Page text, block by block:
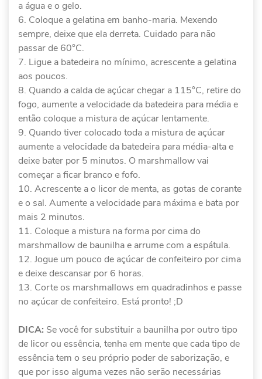
a água e o gelo.
Coloque a gelatina em banho-maria. Mexendo
sempre, deixe que ela derreta. Cuidado para não
passar de 60°C.
Ligue a batedeira no mínimo, acrescente a gelatina
aos poucos.
Quando a calda de açúcar chegar a 115°C, retire do
fogo, aumente a velocidade da batedeira para média e
então coloque a mistura de açúcar lentamente.
Quando tiver colocado toda a mistura de açúcar
aumente a velocidade da batedeira para média-alta e
deixe bater por 5 minutos. O marshmallow vai
começar a ficar branco e fofo.
Acrescente a o licor de menta, as gotas de corante
e o sal. Aumente a velocidade para máxima e bata por
mais 2 minutos.
Coloque a mistura na forma por cima do
marshmallow de baunilha e arrume com a espátula.
Jogue um pouco de açúcar de confeiteiro por cima
e deixe descansar por 6 horas.
Corte os marshmallows em quadradinhos e passe
no açúcar de confeiteiro. Está pronto! ;D
DICA: Se você for substituir a baunilha por outro tipo
de licor ou essência, tenha em mente que cada tipo de
essência tem o seu próprio poder de saborização, e
que por isso alguma vezes não serão necessárias